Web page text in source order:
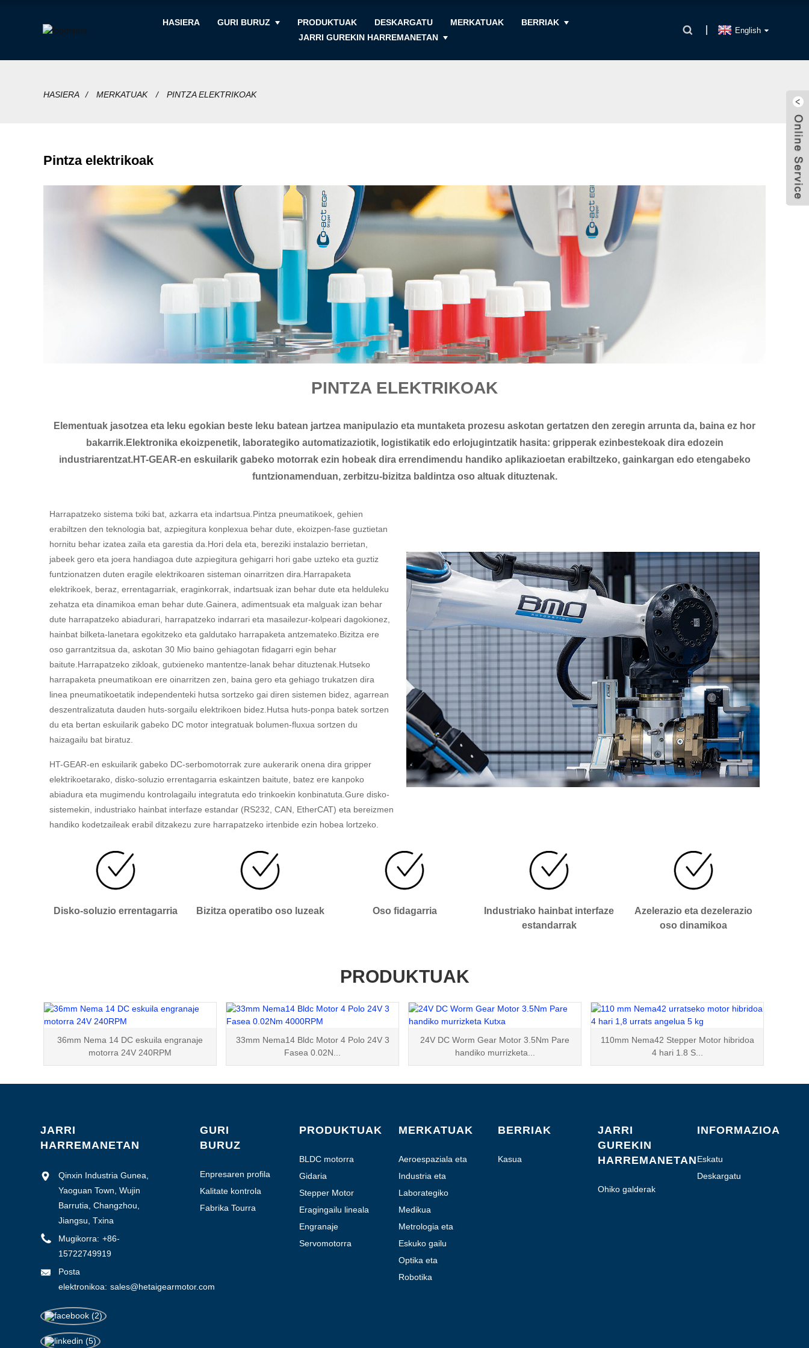
HASIERA GURI BURUZ PRODUKTUAK DESKARGATU MERKATUAK
BERRIAK
JARRI GUREKIN HARREMANETAN
English
HASIERA MERKATUAK PINTZA ELEKTRIKOAK
Pintza elektrikoak
PINTZA ELEKTRIKOAK
Elementuak jasotzea eta leku egokian beste leku batean jartzea manipulazio eta muntaketa prozesu askotan gertatzen den zeregin arrunta da, baina ez hor
bakarrik.Elektronika ekoizpenetik, laborategiko automatizaziotik, logistikatik edo erlojugintzatik hasita: gripperak ezinbestekoak dira edozein
industriarentzat.HT-GEAR-en eskuilarik gabeko motorrak ezin hobeak dira errendimendu handiko aplikazioetan erabiltzeko, gainkargan edo etengabeko
funtzionamenduan, zerbitzu-bizitza baldintza oso altuak dituztenak.
Harrapatzeko sistema txiki bat, azkarra eta indartsua.Pintza pneumatikoek, gehien
erabiltzen den teknologia bat, azpiegitura konplexua behar dute, ekoizpen-fase guztietan
hornitu behar izatea zaila eta garestia da.Hori dela eta, bereziki instalazio berrietan,
jabeek gero eta joera handiagoa dute azpiegitura gehigarri hori gabe uzteko eta guztiz
funtzionatzen duten eragile elektrikoaren sisteman oinarritzen dira.Harrapaketa
elektrikoek, beraz, errentagarriak, eraginkorrak, indartsuak izan behar dute eta helduleku
zehatza eta dinamikoa eman behar dute.Gainera, adimentsuak eta malguak izan behar
dute harrapatzeko abiadurari, harrapatzeko indarrari eta masailezur-kolpeari dagokionez,
hainbat bilketa-lanetara egokitzeko eta galdutako harrapaketa antzemateko.Bizitza ere
oso garrantzitsua da, askotan 30 Mio baino gehiagotan fidagarri egin behar
baitute.Harrapatzeko zikloak, gutxieneko mantentze-lanak behar dituztenak.Hutseko
harrapaketa pneumatikoan ere oinarritzen zen, baina gero eta gehiago trukatzen dira
linea pneumatikoetatik independenteki hutsa sortzeko gai diren sistemen bidez, agarrean
deszentralizatuta dauden huts-sorgailu elektrikoen bidez.Hutsa huts-ponpa batek sortzen
du eta bertan eskuilarik gabeko DC motor integratuak bolumen-fluxua sortzen du
haizagailu bat biratuz.
HT-GEAR-en eskuilarik gabeko DC-serbomotorrak zure aukerarik onena dira gripper
elektrikoetarako, disko-soluzio errentagarria eskaintzen baitute, batez ere kanpoko
abiadura eta mugimendu kontrolagailu integratuta edo trinkoekin konbinatuta.Gure disko-
sistemekin, industriako hainbat interfaze estandar (RS232, CAN, EtherCAT) eta bereizmen
handiko kodetzaileak erabil ditzakezu zure harrapatzeko irtenbide ezin hobea lortzeko.
Disko-soluzio errentagarria Bizitza operatibo oso luzeak Oso fidagarria
Industriako hainbat interfaze
estandarrak
Azelerazio eta dezelerazio
oso dinamikoa
PRODUKTUAK
36mm Nema 14 DC eskuila engranaje
motorra 24V 240RPM
33mm Nema14 Bldc Motor 4 Polo 24V 3
Fasea 0.02N...
24V DC Worm Gear Motor 3.5Nm Pare
handiko murrizketa...
110mm Nema42 Stepper Motor hibridoa
4 hari 1.8 S...
JARRI
HARREMANETAN
Qinxin Industria Gunea,
Yaoguan Town, Wujin
Barrutia, Changzhou,
Jiangsu, Txina
Mugikorra: +86-
15722749919
Posta
elektronikoa: sales@hetaigearmotor.com
GURI
BURUZ
Enpresaren profila
Kalitate kontrola
Fabrika Tourra
PRODUKTUAK
BLDC motorra
Gidaria
Stepper Motor
hibridoa
Eragingailu lineala
Engranaje
planetarioaren
Servomotorra
MERKATUAK
Aeroespaziala eta
Abiazioa
Industria eta
Automatizazioa
Laborategiko
Automatizazioa
Medikua
Metrologia eta
probak
Eskuko gailu
motorizatuak
Optika eta
Fotonika
Robotika
BERRIAK
Kasua
JARRI
GUREKIN
HARREMANETAN
Ohiko galderak
INFORMAZIOA
Eskatu
aurrekontua
Deskargatu